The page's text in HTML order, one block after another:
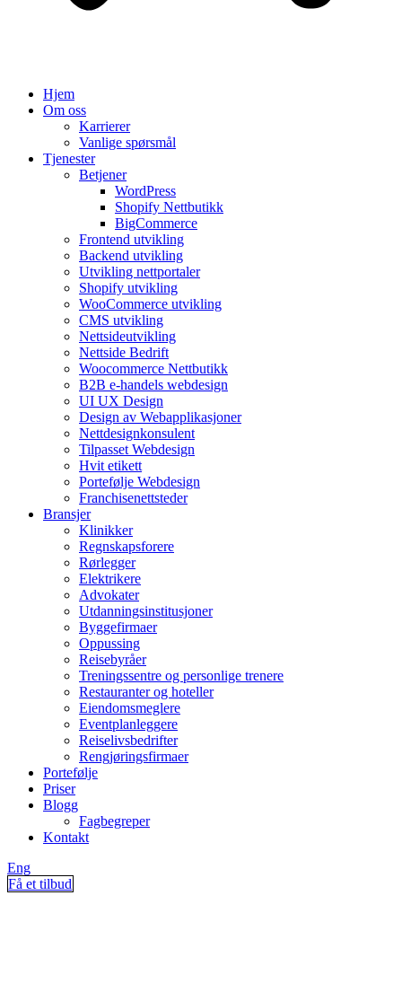
Hjem
Om oss
Karrierer
Vanlige spørsmål
Tjenester
Betjener
WordPress
Shopify Nettbutikk
BigCommerce
Frontend utvikling
Backend utvikling
Utvikling nettportaler
Shopify utvikling
WooCommerce utvikling
CMS utvikling
Nettsideutvikling
Nettside Bedrift
Woocommerce Nettbutikk
B2B e-handels webdesign
UI UX Design
Design av Webapplikasjoner
Nettdesignkonsulent
Tilpasset Webdesign
Hvit etikett
Portefølje Webdesign
Franchisenettsteder
Bransjer
Klinikker
Regnskapsforere
Rørlegger
Elektrikere
Advokater
Utdanningsinstitusjoner
Byggefirmaer
Oppussing
Reisebyråer
Treningssentre og personlige trenere
Restauranter og hoteller
Eiendomsmeglere
Eventplanleggere
Reiselivsbedrifter
Rengjøringsfirmaer
Portefølje
Priser
Blogg
Fagbegreper
Kontakt
Eng
Få et tilbud